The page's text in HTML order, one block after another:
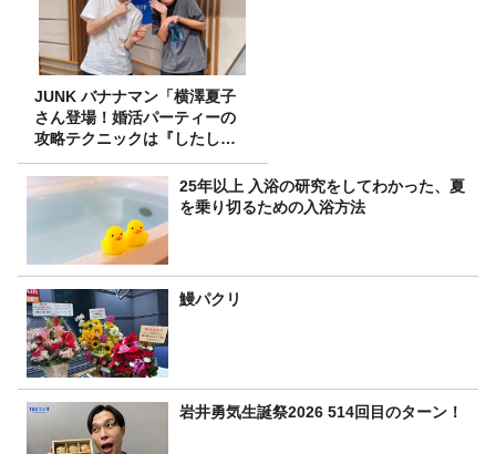
JUNK バナナマン「横澤夏子
さん登場！婚活パーティーの
攻略テクニックは『したし
げ』！？」
25年以上 入浴の研究をしてわかった、夏
を乗り切るための入浴方法
鰻パクリ
岩井勇気生誕祭2026 514回目のターン！